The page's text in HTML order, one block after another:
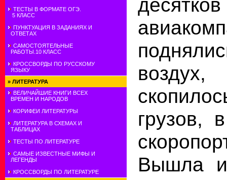
ТЕСТЫ В ФОРМАТЕ ОГЭ.
5 КЛАСС
ПУНКТУАЦИЯ В ЗАДАНИЯХ И
ОТВЕТАХ
САМОСТОЯТЕЛЬНЫЕ
РАБОТЫ.10 КЛАСС
КРОССВОРДЫ ПО РУССКОМУ
ЯЗЫКУ
» ЛИТЕРАТУРА
ВЕЛИЧАЙШИЕ КНИГИ ВСЕХ
ВРЕМЕН И НАРОДОВ
КОРИФЕИ ЛИТЕРАТУРЫ
ЛИТЕРАТУРА В СХЕМАХ И
ТАБЛИЦАХ
ТЕСТЫ ПО ЛИТЕРАТУРЕ
САМЫЕ ИЗВЕСТНЫЕ МИФЫ И
ЛЕГЕНДЫ
КРОССВОРДЫ ПО ЛИТЕРАТУРЕ
десятков
грузов,
Вышла